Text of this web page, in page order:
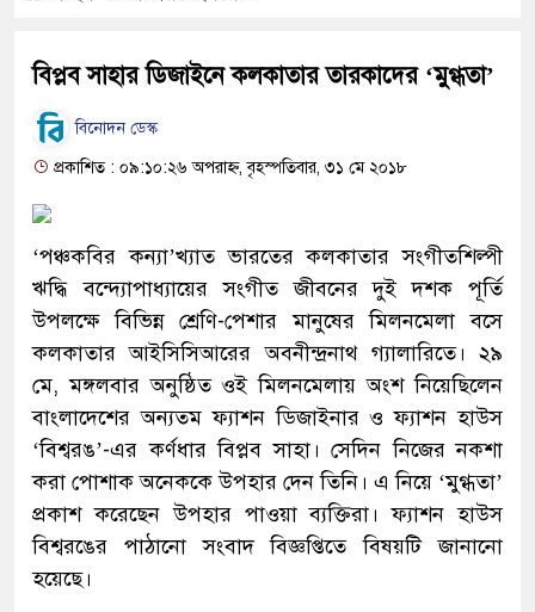
বিপ্লব সাহার ডিজাইনে কলকাতার তারকাদের ‘মুগ্ধতা’
বিনোদন ডেস্ক
প্রকাশিত : ০৯:১০:২৬ অপরাহ্ন, বৃহস্পতিবার, ৩১ মে ২০১৮
‘পঞ্চকবির কন্যা’খ্যাত ভারতের কলকাতার সংগীতশিল্পী
ঋদ্ধি বন্দ্যোপাধ্যায়ের সংগীত জীবনের দুই দশক পূর্তি
উপলক্ষে বিভিন্ন শ্রেণি-পেশার মানুষের মিলনমেলা বসে
কলকাতার আইসিসিআরের অবনীন্দ্রনাথ গ্যালারিতে। ২৯
মে, মঙ্গলবার অনুষ্ঠিত ওই মিলনমেলায় অংশ নিয়েছিলেন
বাংলাদেশের অন্যতম ফ্যাশন ডিজাইনার ও ফ্যাশন হাউস
‘বিশ্বরঙ’-এর কর্ণধার বিপ্লব সাহা। সেদিন নিজের নকশা
করা পোশাক অনেককে উপহার দেন তিনি। এ নিয়ে ‘মুগ্ধতা’
প্রকাশ করেছেন উপহার পাওয়া ব্যক্তিরা। ফ্যাশন হাউস
বিশ্বরঙের পাঠানো সংবাদ বিজ্ঞপ্তিতে বিষয়টি জানানো
হয়েছে।